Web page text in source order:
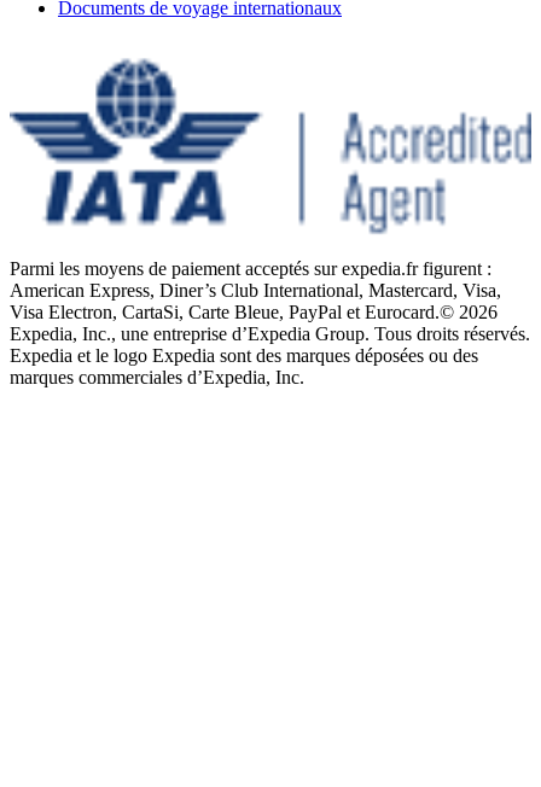
Documents de voyage internationaux
Parmi les moyens de paiement acceptés sur expedia.fr figurent :
American Express, Diner’s Club International, Mastercard, Visa,
Visa Electron, CartaSi, Carte Bleue, PayPal et Eurocard.© 2026
Expedia, Inc., une entreprise d’Expedia Group. Tous droits réservés.
Expedia et le logo Expedia sont des marques déposées ou des
marques commerciales d’Expedia, Inc.